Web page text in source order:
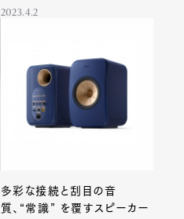
2023.4.2
多彩な接続と刮目の音
質、“常識” を覆すスピーカー